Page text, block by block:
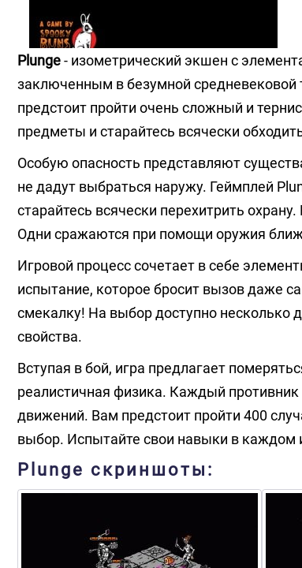
Plunge- изометрический экшен с
заключенным в безумной средневековой
предстоит пройти очень сложный и
предметы и старайтесь всячески
Особую опасность представляют
не дадут выбраться наружу. Геймплей
старайтесь всячески перехитрить
Одни сражаются при помощи оружия
Игровой процесс сочетает в себе
испытание, которое бросит вызов даже
смекалку! На выбор доступно несколько
свойства.
Вступая в бой, игра предлагает
реалистичная физика. Каждый
движений. Вам предстоит пройти 400
выбор. Испытайте свои навыки в каждом
Plunge скриншоты: